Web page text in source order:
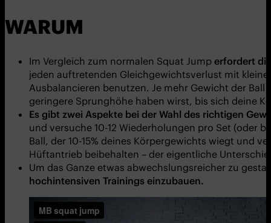
WARUM
Im Vergleich zum normalen Squat Jump erfordert
jeden auftretenden Gleichgewichtsverlust mit
Ausbalancieren benutzen. Je mehr Gewicht der
geringere Sprunghöhe haben wirst, bis sich deine
Es gibt zwei Aspekte bei der Wahl des richtigen
und versuche 10-12 Wiederholungen pro Set (oder
Ball, der 10-15% deines Körpergewichts wiegt und
Hüftantrieb beibehalten – der eigentliche
Um das Ganze etwas abwechslungsreicher zu
hochintensiven Trainings einzubauen.